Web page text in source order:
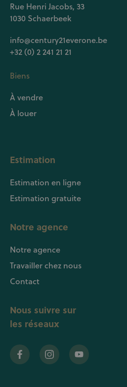
Rue Henri Jacobs, 33
1030 Schaerbeek
info@century21everone.be
+32 (0) 2 241 21 21
Biens
À vendre
À louer
Estimation
Estimation en ligne
Estimation gratuite
Notre agence
Notre agence
Travailler chez nous
Contact
Nous suivre sur
les réseaux